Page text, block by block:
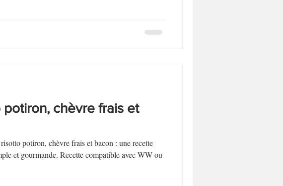
potiron, chèvre frais et
potiron, chèvre frais et bacon : une recette
et gourmande. Recette compatible avec WW ou